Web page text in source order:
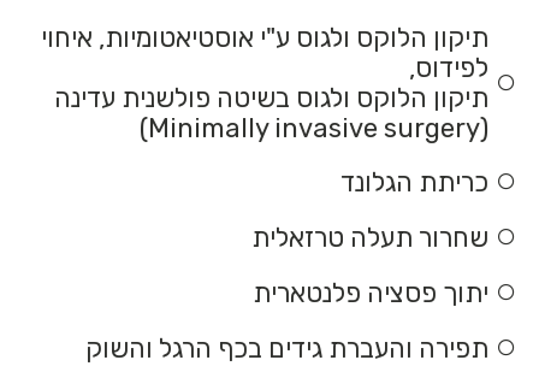
תיקון הלוקס ולגוס ע"י אוסטיאטומיות, איחוי
לפידוס,
תיקון הלוקס ולגוס בשיטה פולשנית עדינה
(Minimally invasive surgery)
כריתת הגלונד
שחרור תעלה טרזאלית
יתוך פסציה פלנטארית
תפירה והעברת גידים בכף הרגל והשוק